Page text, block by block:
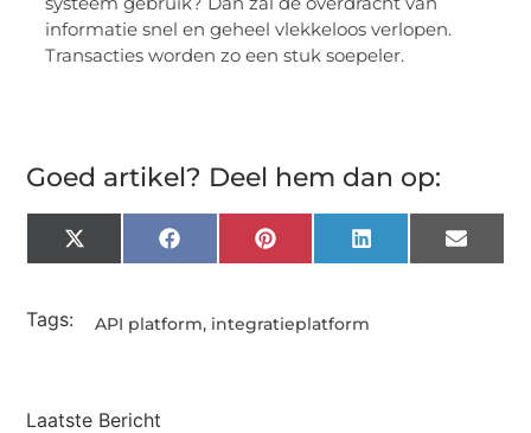
informatie snel en geheel vlekkeloos verlopen.
Transacties worden zo een stuk soepeler.
Goed artikel? Deel hem dan op:
X
(Twitter)
FacebookPinterestLinkedInEmail
Tags: API platform, integratieplatform
Laatste Bericht